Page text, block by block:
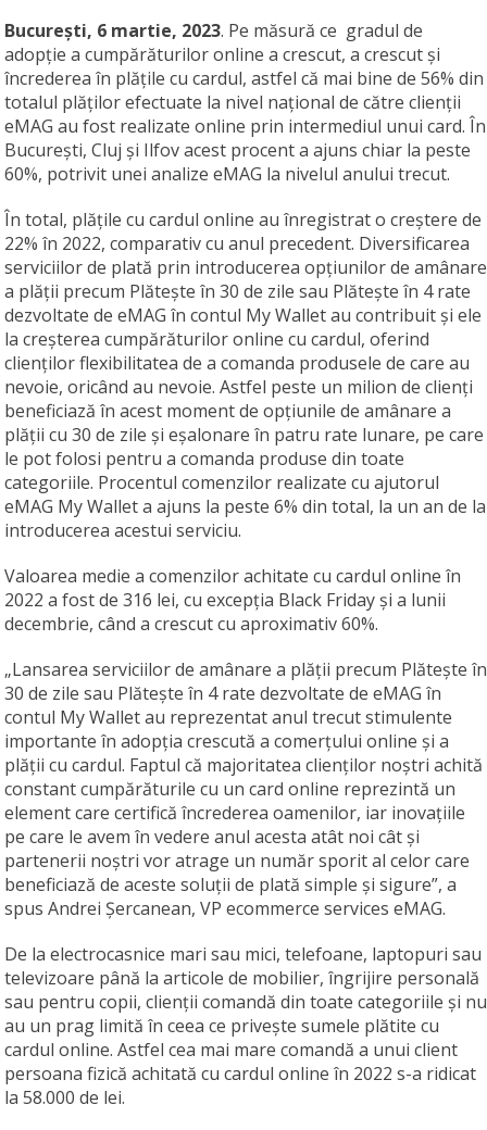
București, 6 martie, 2023. Pe măsură ce gradul de
adopție a cumpărăturilor online a crescut, a crescut și
încrederea în plățile cu cardul, astfel că mai bine de 56% din
totalul plăților efectuate la nivel național de către clienții
eMAG au fost realizate online prin intermediul unui card. În
București, Cluj și Ilfov acest procent a ajuns chiar la peste
60%, potrivit unei analize eMAG la nivelul anului trecut.
În total, plățile cu cardul online au înregistrat o creștere de
22% în 2022, comparativ cu anul precedent. Diversificarea
serviciilor de plată prin introducerea opțiunilor de amânare
a plății precum Plătește în 30 de zile sau Plătește în 4 rate
dezvoltate de eMAG în contul My Wallet au contribuit și ele
la creșterea cumpărăturilor online cu cardul, oferind
clienților flexibilitatea de a comanda produsele de care au
nevoie, oricând au nevoie. Astfel peste un milion de clienți
beneficiază în acest moment de opțiunile de amânare a
plății cu 30 de zile și eșalonare în patru rate lunare, pe care
le pot folosi pentru a comanda produse din toate
categoriile. Procentul comenzilor realizate cu ajutorul
eMAG My Wallet a ajuns la peste 6% din total, la un an de la
introducerea acestui serviciu.
Valoarea medie a comenzilor achitate cu cardul online în
2022 a fost de 316 lei, cu excepția Black Friday și a lunii
decembrie, când a crescut cu aproximativ 60%.
„Lansarea serviciilor de amânare a plății precum Plătește în
30 de zile sau Plătește în 4 rate dezvoltate de eMAG în
contul My Wallet au reprezentat anul trecut stimulente
importante în adopția crescută a comerțului online și a
plății cu cardul. Faptul că majoritatea clienților noștri achită
constant cumpărăturile cu un card online reprezintă un
element care certifică încrederea oamenilor, iar inovațiile
pe care le avem în vedere anul acesta atât noi cât și
partenerii noștri vor atrage un număr sporit al celor care
beneficiază de aceste soluții de plată simple și sigure”, a
spus Andrei Șercanean, VP ecommerce services eMAG.
De la electrocasnice mari sau mici, telefoane, laptopuri sau
televizoare până la articole de mobilier, îngrijire personală
sau pentru copii, clienții comandă din toate categoriile și nu
au un prag limită în ceea ce privește sumele plătite cu
cardul online. Astfel cea mai mare comandă a unui client
persoana fizică achitată cu cardul online în 2022 s-a ridicat
la 58.000 de lei.